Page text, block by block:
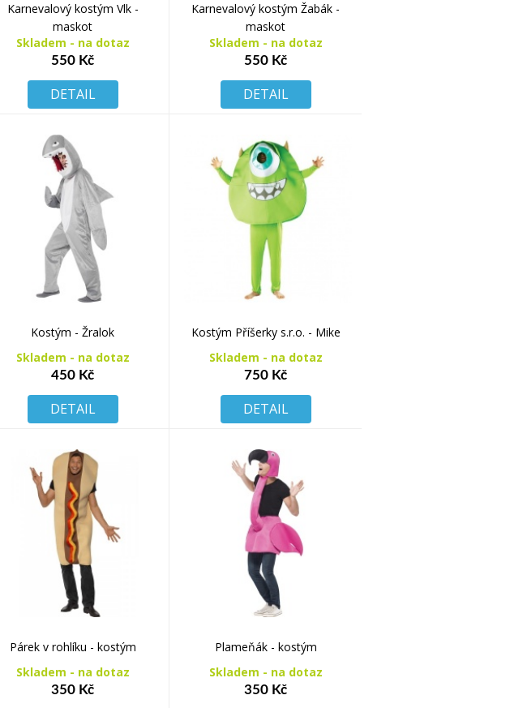
Karnevalový kostým Vlk -
maskot
Skladem - na dotaz
550 Kč
DETAIL
Karnevalový kostým Žabák -
maskot
Skladem - na dotaz
550 Kč
DETAIL
Kostým - Žralok
Skladem - na dotaz
450 Kč
DETAIL
Kostým Příšerky s.r.o. - Mike
Skladem - na dotaz
750 Kč
DETAIL
Párek v rohlíku - kostým
Skladem - na dotaz
350 Kč
Plameňák - kostým
Skladem - na dotaz
350 Kč